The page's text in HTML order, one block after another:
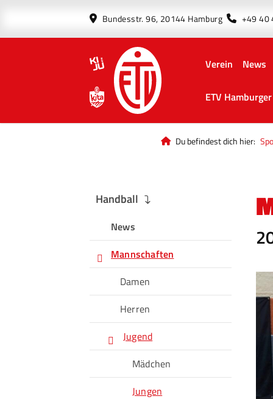
Bundesstr. 96, 20144 Hamburg +49 40
Verein News
ETV
Du befindest dich hier:
Handball
News
Mannschaften
Damen
Herren
Jugend
Mädchen
Jungen